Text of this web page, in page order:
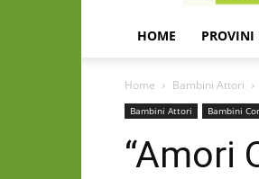
HOME PROVINI
Home Bambini Attori
Bambini Attori Bambini
“Amori